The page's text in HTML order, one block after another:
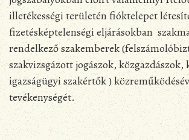
illetékességi területén fióktelepet
fizetésképtelenségi eljárásokban
rendelkező szakemberek
szakvizsgázott jogászok,
igazságügyi szakértők )
tevékenységét.